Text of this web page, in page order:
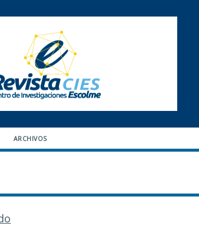
ARCHIVOS